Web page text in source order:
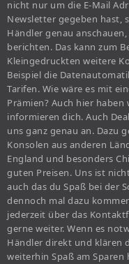
nicht nur um die E-Mail
Newsletter gegeben hast,
Händler genau
berichten. Das kann zum
Kleingedruckten weitere
Beispiel die
Tarifen. Wie wäre es mit
Prämien? Auch hier
informieren dich. Auch
uns ganz genau an. Dazu
Konsolen aus anderen
England und besonders
guten Preisen. Uns ist
auch das du Spaß bei der
dennoch mal dazu
jederzeit über das
gerne weiter. Wenn es
Händler direkt und klären
weiterhin Spaß am Sparen